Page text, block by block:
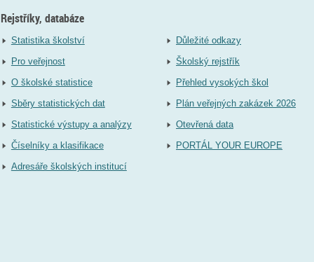
Rejstříky, databáze
Statistika školství
Pro veřejnost
O školské statistice
Sběry statistických dat
Statistické výstupy a analýzy
Číselníky a klasifikace
Adresáře školských institucí
Důležité odkazy
Školský rejstřík
Přehled vysokých škol
Plán veřejných zakázek 2026
Otevřená data
PORTÁL YOUR EUROPE